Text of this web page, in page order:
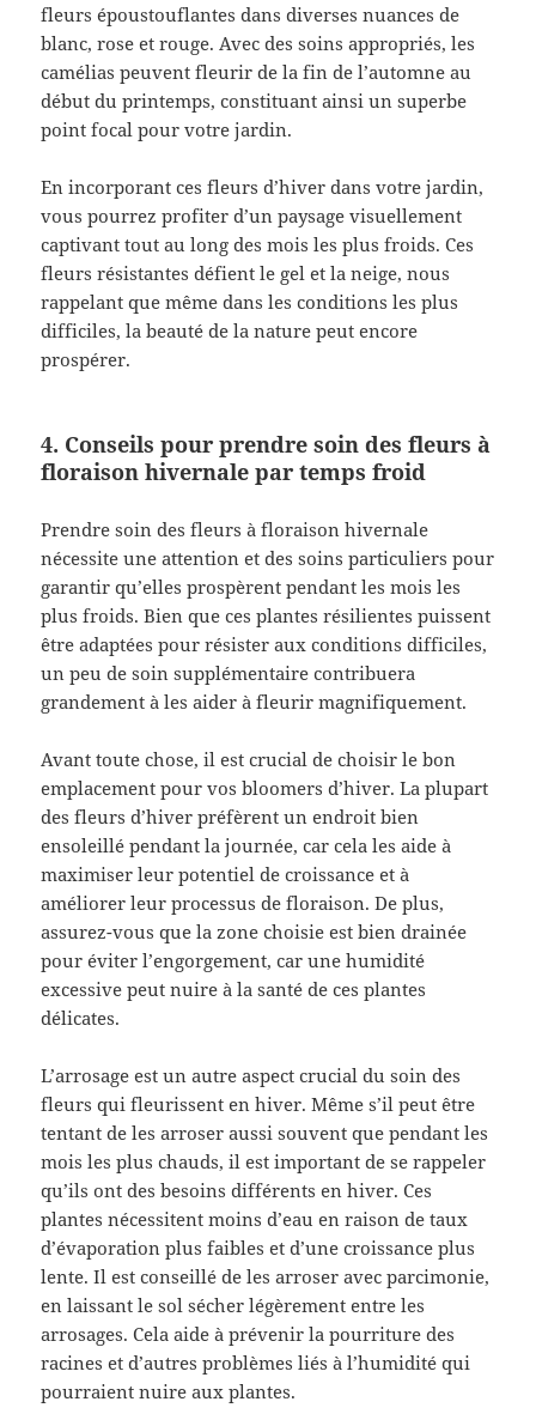
fleurs époustouflantes dans diverses nuances de
blanc, rose et rouge. Avec des soins appropriés, les
camélias peuvent fleurir de la fin de l’automne au
début du printemps, constituant ainsi un superbe
point focal pour votre jardin.
En incorporant ces fleurs d’hiver dans votre jardin,
vous pourrez profiter d’un paysage visuellement
captivant tout au long des mois les plus froids. Ces
fleurs résistantes défient le gel et la neige, nous
rappelant que même dans les conditions les plus
difficiles, la beauté de la nature peut encore
prospérer.
4. Conseils pour prendre soin des fleurs à
floraison hivernale par temps froid
Prendre soin des fleurs à floraison hivernale
nécessite une attention et des soins particuliers pour
garantir qu’elles prospèrent pendant les mois les
plus froids. Bien que ces plantes résilientes puissent
être adaptées pour résister aux conditions difficiles,
un peu de soin supplémentaire contribuera
grandement à les aider à fleurir magnifiquement.
Avant toute chose, il est crucial de choisir le bon
emplacement pour vos bloomers d’hiver. La plupart
des fleurs d’hiver préfèrent un endroit bien
ensoleillé pendant la journée, car cela les aide à
maximiser leur potentiel de croissance et à
améliorer leur processus de floraison. De plus,
assurez-vous que la zone choisie est bien drainée
pour éviter l’engorgement, car une humidité
excessive peut nuire à la santé de ces plantes
délicates.
L’arrosage est un autre aspect crucial du soin des
fleurs qui fleurissent en hiver. Même s’il peut être
tentant de les arroser aussi souvent que pendant les
mois les plus chauds, il est important de se rappeler
qu’ils ont des besoins différents en hiver. Ces
plantes nécessitent moins d’eau en raison de taux
d’évaporation plus faibles et d’une croissance plus
lente. Il est conseillé de les arroser avec parcimonie,
en laissant le sol sécher légèrement entre les
arrosages. Cela aide à prévenir la pourriture des
racines et d’autres problèmes liés à l’humidité qui
pourraient nuire aux plantes.